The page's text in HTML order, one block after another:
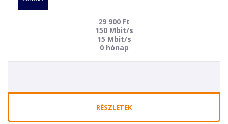
29 900 Ft
150 Mbit/s
15 Mbit/s
0 hónap
RÉSZLETEK